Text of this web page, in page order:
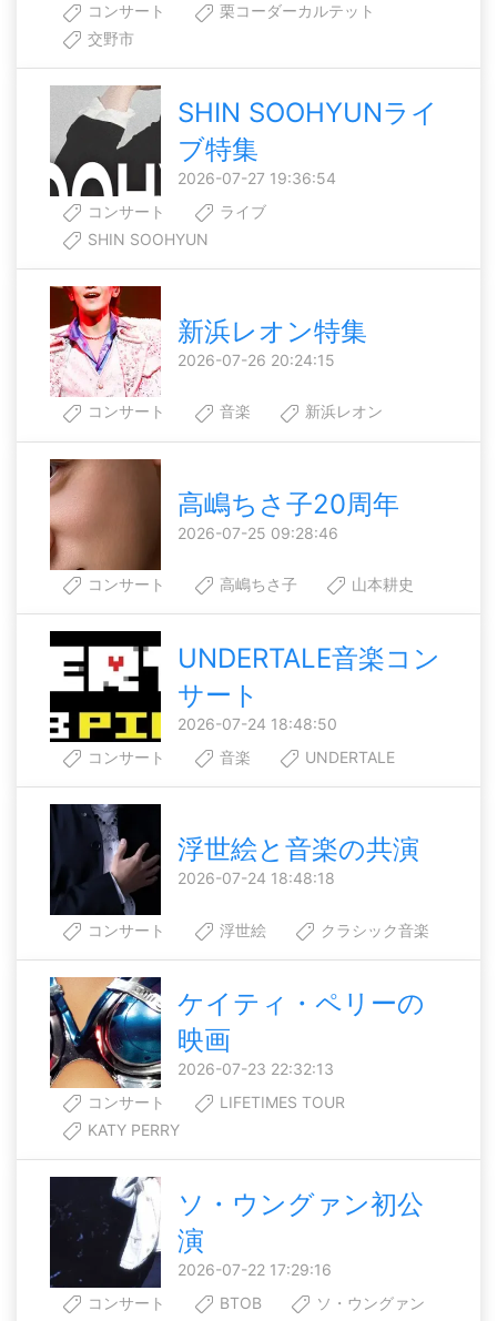
コンサート
栗コーダーカルテット
交野市
SHIN SOOHYUNライ
ブ特集
2026-07-27 19:36:54
コンサート
ライブ
SHIN SOOHYUN
新浜レオン特集
2026-07-26 20:24:15
コンサート 音楽 新浜レオン
高嶋ちさ子20周年
2026-07-25 09:28:46
コンサート 高嶋ちさ子 山本耕史
UNDERTALE音楽コン
サート
2026-07-24 18:48:50
コンサート
音楽 UNDERTALE
浮世絵と音楽の共演
2026-07-24 18:48:18
コンサート 浮世絵 クラシック音楽
ケイティ・ペリーの
映画
2026-07-23 22:32:13
コンサート
LIFETIMES TOUR
KATY PERRY
ソ・ウングァン初公
演
2026-07-22 17:29:16
コンサート
BTOB ソ・ウングァン